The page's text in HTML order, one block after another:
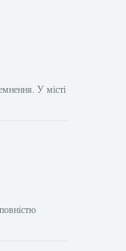
У місті